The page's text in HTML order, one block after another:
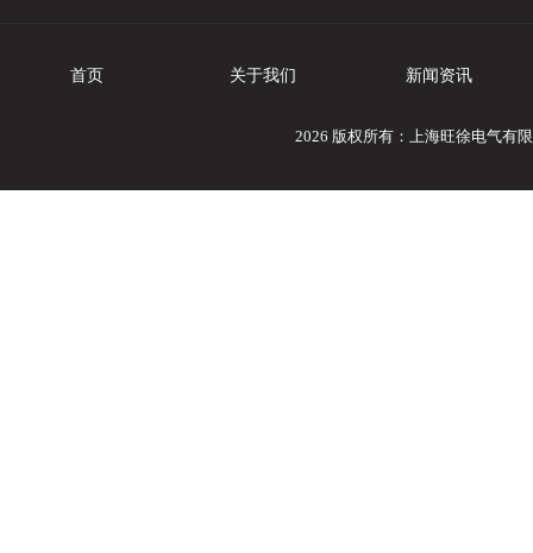
首页 关于我们 新闻资讯
2026 版权所有：上海旺徐电气有